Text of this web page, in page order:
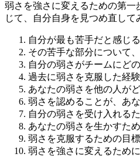
弱さを強さに変えるための第
じて、自分自身を見つめ直して
自分が最も苦手だと感じ
その苦手な部分について
自分の弱さがチームにど
過去に弱さを克服した経
あなたの弱さを他の人が
弱さを認めることが、あ
自分の弱さを受け入れる
あなたの弱さを生かすた
弱さを克服するための目
弱さを強さに変えるため